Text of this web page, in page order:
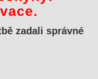
zadali správné